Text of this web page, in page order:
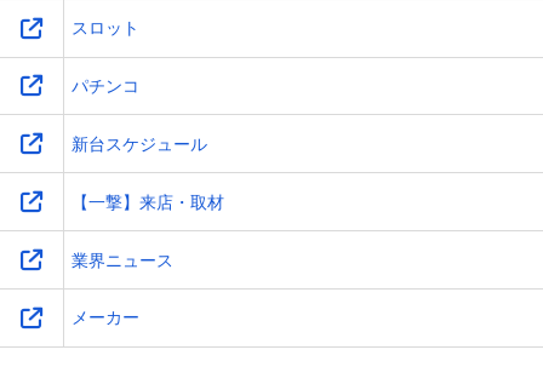
スロット
パチンコ
新台スケジュール
【一撃】来店・取材
業界ニュース
メーカー